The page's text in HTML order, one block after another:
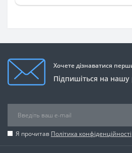
Хочете дізнаватися
Підпишіться на нашу
Я прочитав Політика конфіденційності